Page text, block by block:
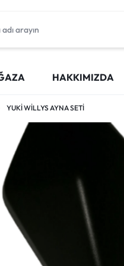
HAKKIMIZDA
YUKİ WİLLYS AYNA SETİ